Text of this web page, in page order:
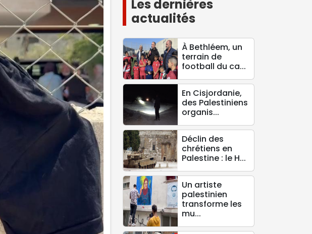
Les dernières
actualités
À Bethléem, un
terrain de
football du ca...
En Cisjordanie,
des Palestiniens
organis...
Déclin des
chrétiens en
Palestine : le H...
Un artiste
palestinien
transforme les
mu...